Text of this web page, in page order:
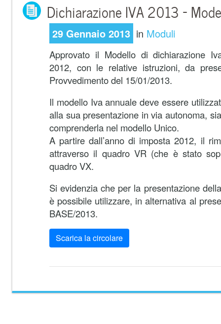
Dichiarazione IVA 2013 –
29 Gennaio 2013 in Moduli
Approvato il Modello di dichiarazione
2012, con le relative istruzioni, da
Provvedimento del 15/01/2013.
Il modello Iva annuale deve essere
alla sua presentazione in via autonoma,
comprenderla nel modello Unico.
A partire dall’anno di imposta 2012, il
attraverso il quadro VR (che è stato
quadro VX.
Si evidenzia che per la presentazione
è possibile utilizzare, in alternativa al
BASE/2013.
Scarica la circolare